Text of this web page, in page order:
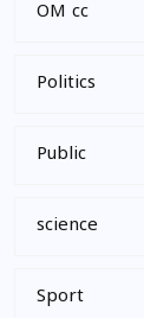
OM cc
Politics
Public
science
Sport